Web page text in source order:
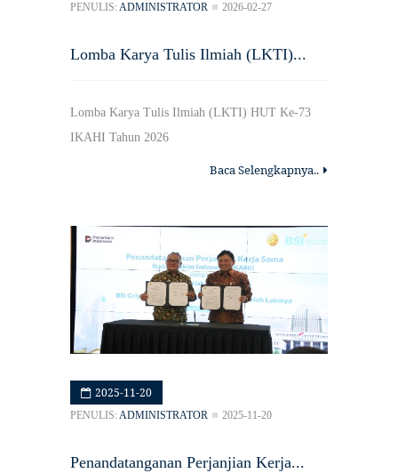
PENULIS:ADMINISTRATOR 2026-02-27
Lomba Karya Tulis Ilmiah (LKTI)...
Lomba Karya Tulis Ilmiah (LKTI) HUT Ke-73
IKAHI Tahun 2026
Baca Selengkapnya..
2025-11-20
PENULIS:ADMINISTRATOR 2025-11-20
Penandatanganan Perjanjian Kerja...